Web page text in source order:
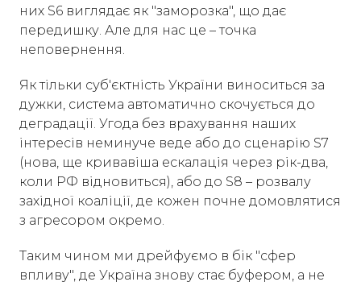
них S6 виглядає як "заморозка", що дає
передишку. Але для нас це – точка
неповернення.
Як тільки суб'єктність України виноситься за
дужки, система автоматично скочується до
деградації. Угода без врахування наших
інтересів неминуче веде або до сценарію S7
(нова, ще кривавіша ескалація через рік-два,
коли РФ відновиться), або до S8 – розвалу
західної коаліції, де кожен почне домовлятися
з агресором окремо.
Таким чином ми дрейфуємо в бік "сфер
впливу", де Україна знову стає буфером, а не